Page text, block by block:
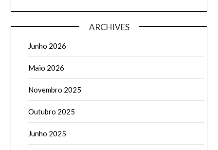
ARCHIVES
Junho 2026
Maio 2026
Novembro 2025
Outubro 2025
Junho 2025